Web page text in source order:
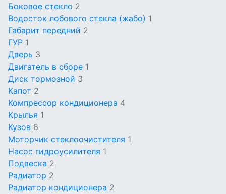
Боковое стекло 2
Водосток лобового стекла (жабо) 1
Габарит передний 2
ГУР 1
Дверь 3
Двигатель в сборе 1
Диск тормозной 3
Капот 2
Компрессор кондиционера 4
Крылья 1
Кузов 6
Моторчик стеклоочистителя 1
Насос гидроусилителя 1
Подвеска 2
Радиатор 2
Радиатор кондиционера 2